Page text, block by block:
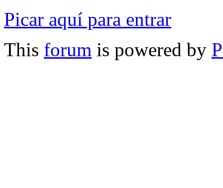
Picar aquí para entrar
This forum is powered by